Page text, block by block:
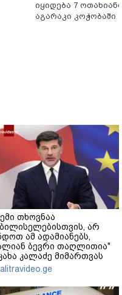
იყიდება 7 ოთახიანი
აგარაკი კოჭობაში
თხოვნაა
არ
ამ ადამიანებს,
ბევრი თაღლითია"
კალაძე მიმართვას